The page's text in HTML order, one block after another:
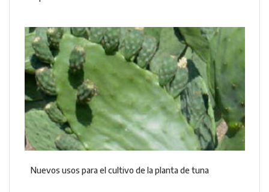
Nuevos usos para el cultivo de la planta de tuna